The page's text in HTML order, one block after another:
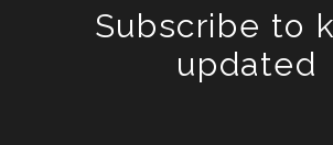
Subscribe to
updated